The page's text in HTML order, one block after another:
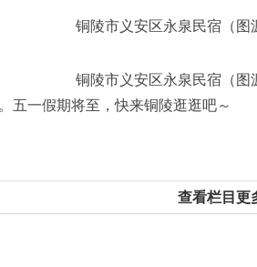
铜陵市义安区永泉民宿（图
铜陵市义安区永泉民宿（图
五一假期将至，快来铜陵逛逛吧～
查看栏目更